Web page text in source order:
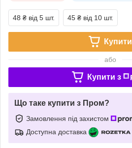
48 ₴ від 5 шт. 45 ₴ від 10 шт.
Купити
або
Купити з
Що таке купити з Пром?
Замовлення під захистом
Доступна доставка